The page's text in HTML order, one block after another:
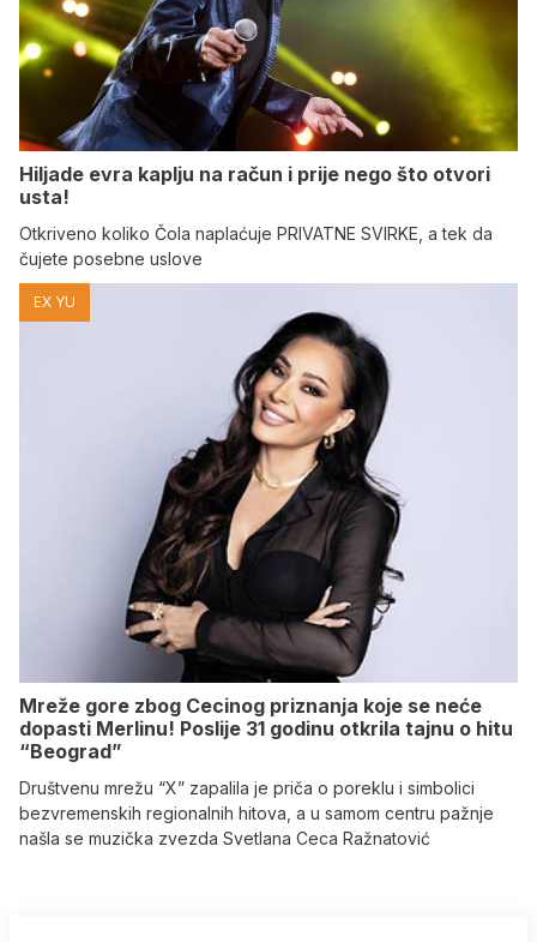
Hiljade evra kaplju na račun i prije nego što otvori
usta!
Otkriveno koliko Čola naplaćuje PRIVATNE SVIRKE, a tek da
čujete posebne uslove
EX YU
Mreže gore zbog Cecinog priznanja koje se neće
dopasti Merlinu! Poslije 31 godinu otkrila tajnu o hitu
“Beograd”
Društvenu mrežu “X” zapalila je priča o poreklu i simbolici
bezvremenskih regionalnih hitova, a u samom centru pažnje
našla se muzička zvezda Svetlana Ceca Ražnatović